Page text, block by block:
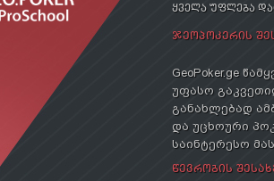
ᲧᲕᲔᲚᲐ ᲣᲤᲚᲔᲑᲐ
ᲯᲔᲝᲞᲝᲙᲔᲠᲘᲡ
GeoPoker.ge
უფასო
განახლებად
და უცხოური
საინტერესო
ᲬᲔᲕᲠᲝᲑᲘᲡ